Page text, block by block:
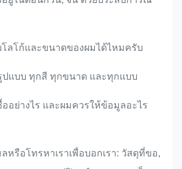
โลโก้และขนาดของผมได้ไหมครับ
แบบ ทุกสี ทุกขนาด และทุกแบบ
อย่างไร และผมควรให้ข้อมูลอะไร
หรือโทรหาเราเพื่อบอกเรา: วัสดุที่ขอ,